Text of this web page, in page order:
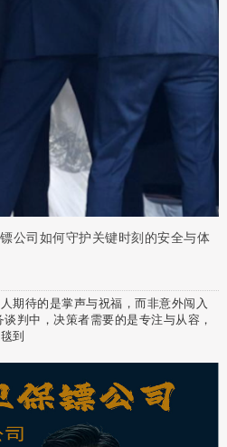
公司如何守护关键时刻的安全与体
期待的是掌声与祝福，而非意外闯入
判中，决策者需要的是专注与从容，
到